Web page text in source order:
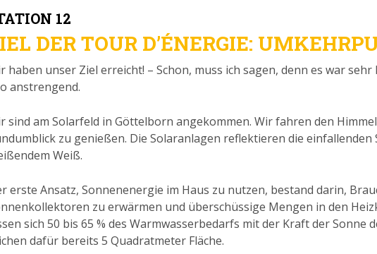
12
DER TOUR D’ÉNERGIE:
haben unser Ziel erreicht! – Schon, muss ich sagen, denn es war
anstrengend.
sind am Solarfeld in Göttelborn angekommen. Wir fahren den
zu genießen. Die Solaranlagen reflektieren die
Weiß.
erste Ansatz, Sonnenenergie im Haus zu nutzen, bestand darin,
zu erwärmen und überschüssige Mengen in den
sich 50 bis 65 % des Warmwasserbedarfs mit der Kraft der Sonne
dafür bereits 5 Quadratmeter Fläche.